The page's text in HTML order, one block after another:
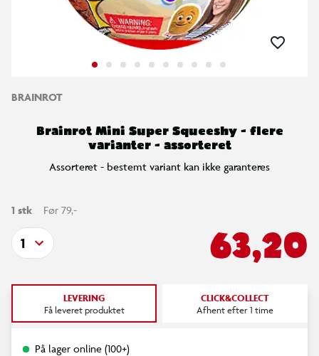
BRAINROT
Brainrot Mini Super Squeeshy - flere
varianter - assorteret
Assorteret - bestemt variant kan ikke garanteres
1 stk Før 79,-
63,20
1
LEVERING
Få leveret produktet
CLICK&COLLECT
Afhent efter 1 time
På lager online (100+)